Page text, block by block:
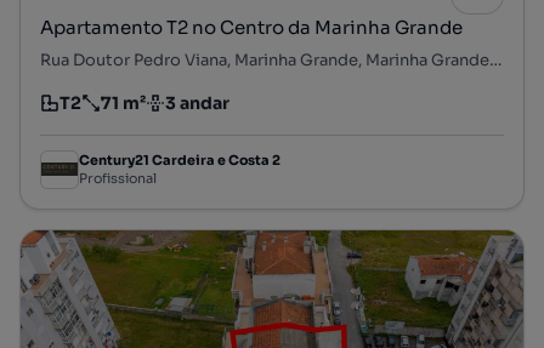
Apartamento T2 no Centro da Marinha Grande
Rua Doutor Pedro Viana, Marinha Grande, Marinha Grande, Leiria
Tipologia
T2
Preço por metro quadrado
71 m²
Andar 3 andar
Century21 Cardeira e Costa 2
Profissional